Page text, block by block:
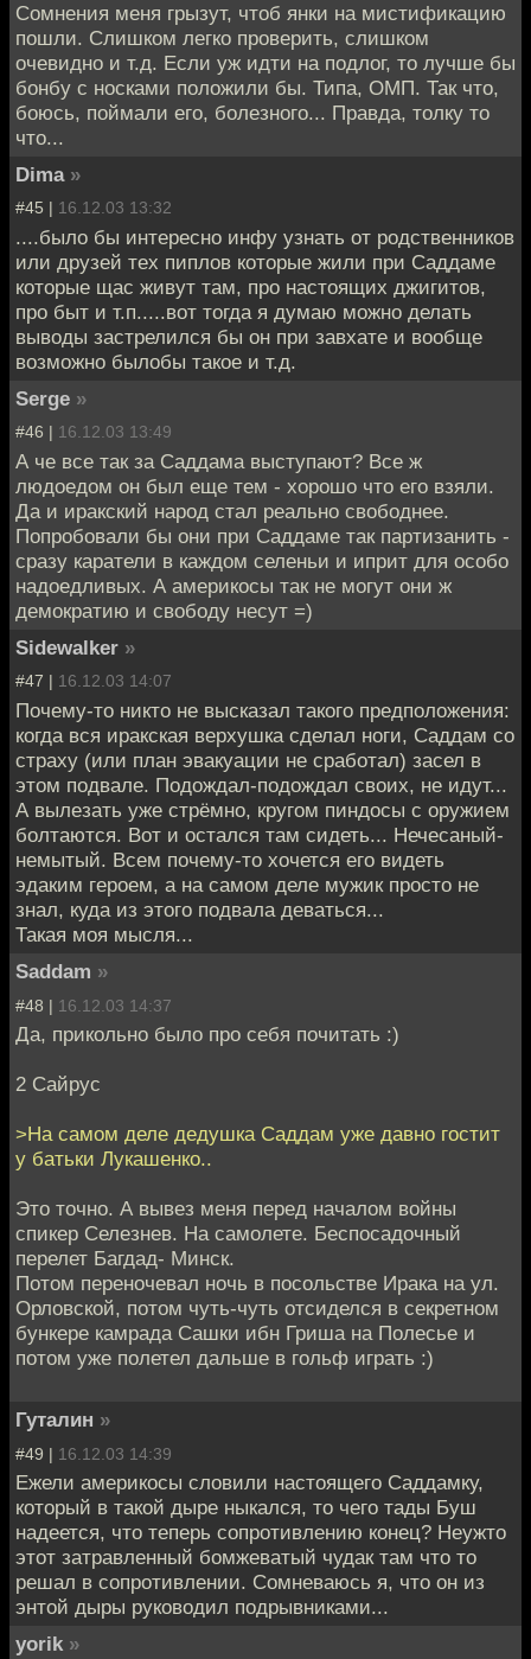
Сомнения меня грызут, чтоб янки на мистификацию
пошли. Слишком легко проверить, слишком
очевидно и т.д. Если уж идти на подлог, то лучше бы
бонбу с носками положили бы. Типа, ОМП. Так что,
боюсь, поймали его, болезного... Правда, толку то
что...
Dima »
#45 | 16.12.03 13:32
....было бы интересно инфу узнать от родственников
или друзей тех пиплов которые жили при Саддаме
которые щас живут там, про настоящих джигитов,
про быт и т.п.....вот тогда я думаю можно делать
выводы застрелился бы он при завхате и вообще
возможно былобы такое и т.д.
Serge »
#46 | 16.12.03 13:49
А че все так за Саддама выступают? Все ж
людоедом он был еще тем - хорошо что его взяли.
Да и иракский народ стал реально свободнее.
Попробовали бы они при Саддаме так партизанить -
сразу каратели в каждом селеньи и иприт для особо
надоедливых. А америкосы так не могут они ж
демократию и свободу несут =)
Sidewalker »
#47 | 16.12.03 14:07
Почему-то никто не высказал такого предположения:
когда вся иракская верхушка сделал ноги, Саддам со
страху (или план эвакуации не сработал) засел в
этом подвале. Подождал-подождал своих, не идут...
А вылезать уже стрёмно, кругом пиндосы с оружием
болтаются. Вот и остался там сидеть... Нечесаный-
немытый. Всем почему-то хочется его видеть
эдаким героем, а на самом деле мужик просто не
знал, куда из этого подвала деваться...
Такая моя мысля...
Saddam »
#48 | 16.12.03 14:37
Да, прикольно было про себя почитать :)
2 Сайрус
>На самом деле дедушка Саддам уже давно гостит
у батьки Лукашенко..
Это точно. А вывез меня перед началом войны
спикер Селезнев. На самолете. Беспосадочный
перелет Багдад- Минск.
Потом переночевал ночь в посольстве Ирака на ул.
Орловской, потом чуть-чуть отсиделся в секретном
бункере камрада Сашки ибн Гриша на Полесье и
потом уже полетел дальше в гольф играть :)
Гуталин »
#49 | 16.12.03 14:39
Ежели америкосы словили настоящего Саддамку,
который в такой дыре ныкался, то чего тады Буш
надеется, что теперь сопротивлению конец? Неужто
этот затравленный бомжеватый чудак там что то
решал в сопротивлении. Сомневаюсь я, что он из
энтой дыры руководил подрывниками...
yorik »